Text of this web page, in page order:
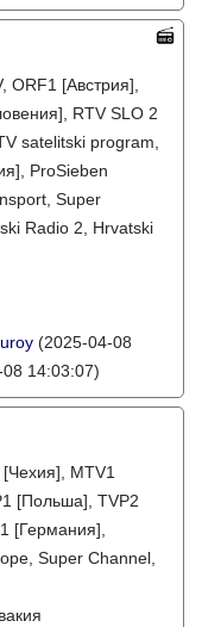
ORF1 [Австрия],
RTV SLO 2
satelitski program,
ProSieben
Super
Radio 2, Hrvatski
(2025-04-08
14:03:07)
MTV1
[Польша], TVP2
[Германия],
Super Channel,